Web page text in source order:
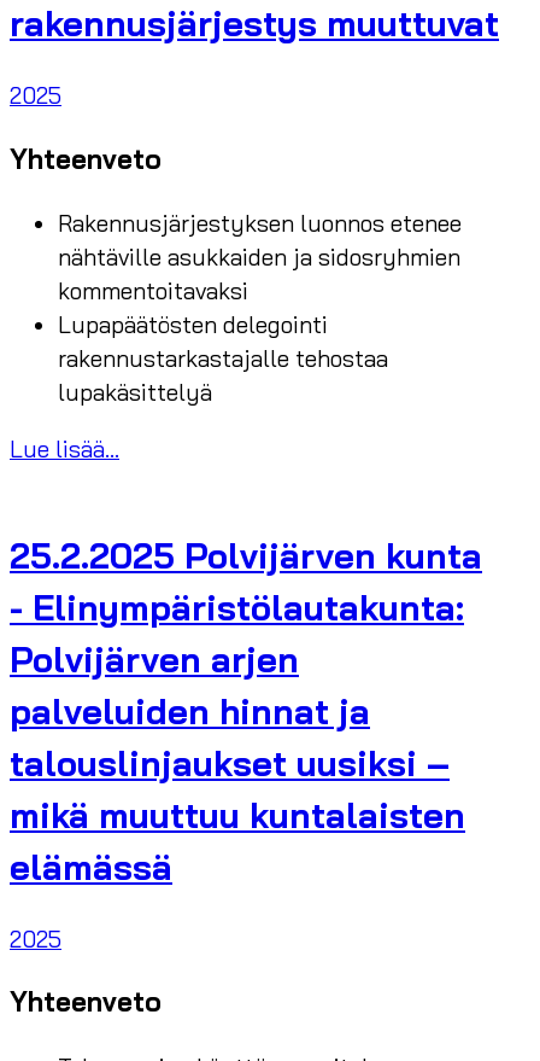
rakennusjärjestys muuttuvat
2025
Yhteenveto
Rakennusjärjestyksen luonnos etenee
nähtäville asukkaiden ja sidosryhmien
kommentoitavaksi
Lupapäätösten delegointi
rakennustarkastajalle tehostaa
lupakäsittelyä
Lue lisää...
25.2.2025 Polvijärven kunta
- Elinympäristölautakunta:
Polvijärven arjen
palveluiden hinnat ja
talouslinjaukset uusiksi –
mikä muuttuu kuntalaisten
elämässä
2025
Yhteenveto